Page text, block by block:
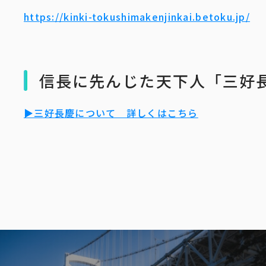
https://kinki-tokushimakenjinkai.betoku.jp/
信長に先んじた天下人「三好
▶三好長慶について 詳しくはこちら